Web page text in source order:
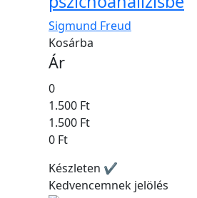
Sigmund Freud
Kosárba
Ár
0
1.500 Ft
1.500 Ft
0 Ft
Készleten ✔
Kedvencemnek jelölés